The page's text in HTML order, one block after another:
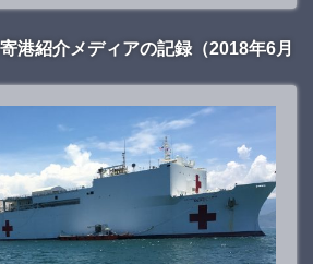
港紹介メディアの記録（2018年6月